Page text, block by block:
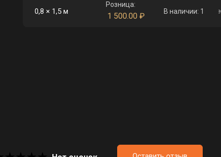
0,8 × 1,5 м
Розница:
1 500.00 ₽
В наличии: 1в корзине